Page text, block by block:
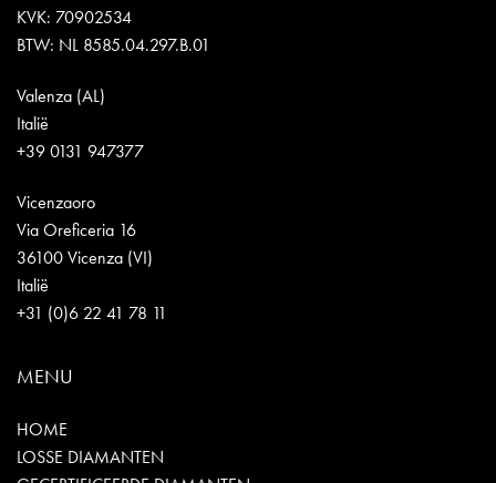
KVK: 70902534
BTW: NL 8585.04.297.B.01
Valenza (AL)
Italië
+39 0131 947377
Vicenzaoro
Via Oreficeria 16
36100 Vicenza (VI)
Italië
+31 (0)6 22 41 78 11
MENU
HOME
LOSSE DIAMANTEN